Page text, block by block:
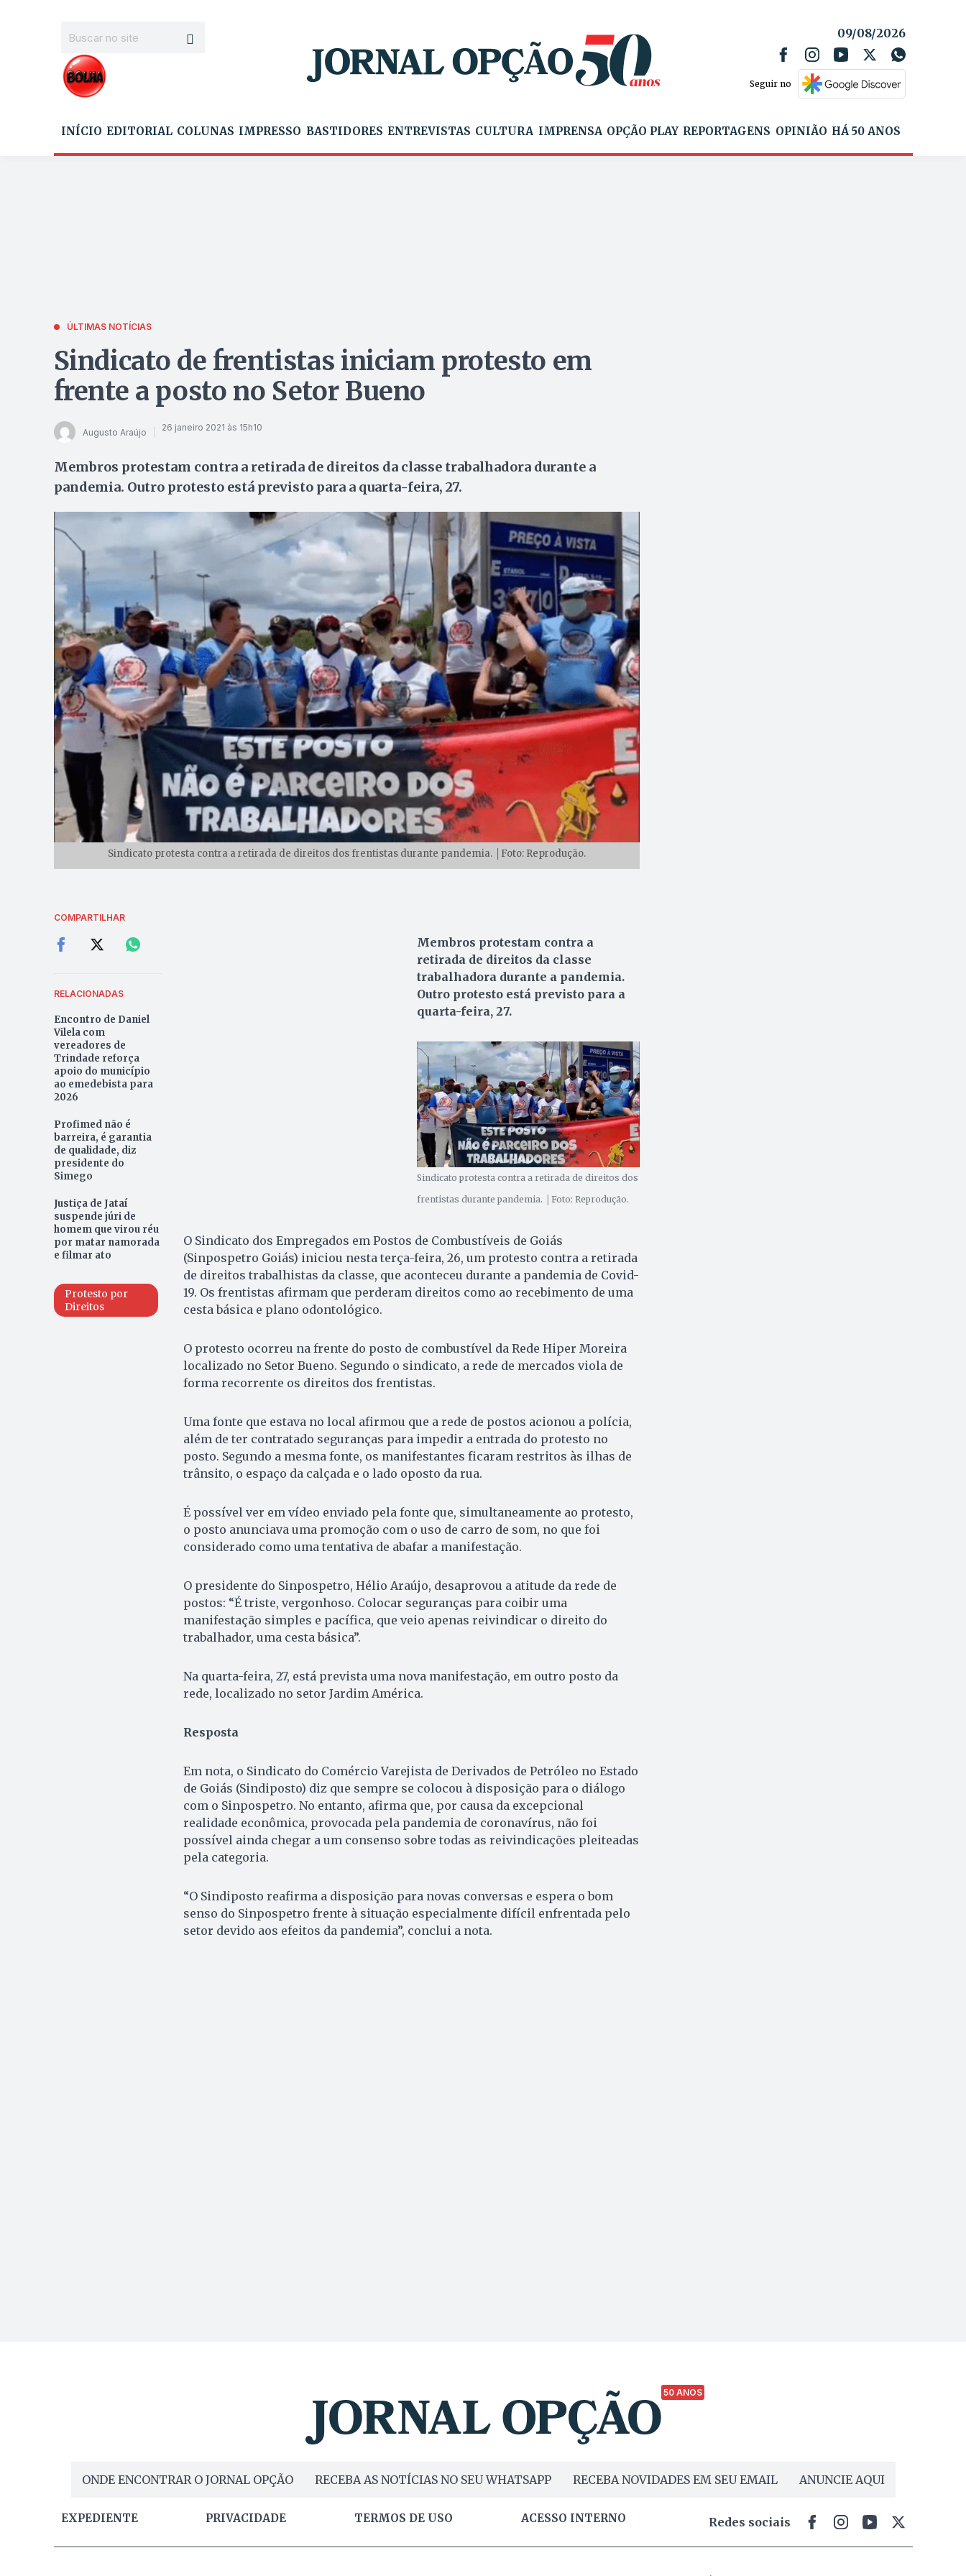
09/08/2026
Seguir no
INÍCIO EDITORIAL COLUNAS IMPRESSO BASTIDORES ENTREVISTAS CULTURA IMPRENSA OPÇÃO PLAY REPORTAGENS OPINIÃO HÁ 50 ANOS
ÚLTIMAS NOTÍCIAS
Sindicato de frentistas iniciam protesto em
frente a posto no Setor Bueno
Augusto Araújo 26 janeiro 2021 às 15h10
Membros protestam contra a retirada de direitos da classe trabalhadora durante a
pandemia. Outro protesto está previsto para a quarta-feira, 27.
Sindicato protesta contra a retirada de direitos dos frentistas durante pandemia. │Foto: Reprodução.
COMPARTILHAR
RELACIONADAS
Encontro de Daniel
Vilela com
vereadores de
Trindade reforça
apoio do município
ao emedebista para
2026
Profimed não é
barreira, é garantia
de qualidade, diz
presidente do
Simego
Justiça de Jataí
suspende júri de
homem que virou réu
por matar namorada
e filmar ato
Protesto por
Direitos
Membros protestam contra a
retirada de direitos da classe
trabalhadora durante a pandemia.
Outro protesto está previsto para a
quarta-feira, 27.
Sindicato protesta contra a retirada de direitos dos
frentistas durante pandemia. │Foto: Reprodução.
O Sindicato dos Empregados em Postos de Combustíveis de Goiás
(Sinpospetro Goiás) iniciou nesta terça-feira, 26, um protesto contra a retirada
de direitos trabalhistas da classe, que aconteceu durante a pandemia de Covid-
19. Os frentistas afirmam que perderam direitos como ao recebimento de uma
cesta básica e plano odontológico.
O protesto ocorreu na frente do posto de combustível da Rede Hiper Moreira
localizado no Setor Bueno. Segundo o sindicato, a rede de mercados viola de
forma recorrente os direitos dos frentistas.
Uma fonte que estava no local afirmou que a rede de postos acionou a polícia,
além de ter contratado seguranças para impedir a entrada do protesto no
posto. Segundo a mesma fonte, os manifestantes ficaram restritos às ilhas de
trânsito, o espaço da calçada e o lado oposto da rua.
É possível ver em vídeo enviado pela fonte que, simultaneamente ao protesto,
o posto anunciava uma promoção com o uso de carro de som, no que foi
considerado como uma tentativa de abafar a manifestação.
O presidente do Sinpospetro, Hélio Araújo, desaprovou a atitude da rede de
postos: “É triste, vergonhoso. Colocar seguranças para coibir uma
manifestação simples e pacífica, que veio apenas reivindicar o direito do
trabalhador, uma cesta básica”.
Na quarta-feira, 27, está prevista uma nova manifestação, em outro posto da
rede, localizado no setor Jardim América.
Resposta
Em nota, o Sindicato do Comércio Varejista de Derivados de Petróleo no Estado
de Goiás (Sindiposto) diz que sempre se colocou à disposição para o diálogo
com o Sinpospetro. No entanto, afirma que, por causa da excepcional
realidade econômica, provocada pela pandemia de coronavírus, não foi
possível ainda chegar a um consenso sobre todas as reivindicações pleiteadas
pela categoria.
“O Sindiposto reafirma a disposição para novas conversas e espera o bom
senso do Sinpospetro frente à situação especialmente difícil enfrentada pelo
setor devido aos efeitos da pandemia”, conclui a nota.
50 ANOS
ONDE ENCONTRAR O JORNAL OPÇÃO RECEBA AS NOTÍCIAS NO SEU WHATSAPP RECEBA NOVIDADES EM SEU EMAIL ANUNCIE AQUI
EXPEDIENTE PRIVACIDADE TERMOS DE USO ACESSO INTERNO Redes sociais